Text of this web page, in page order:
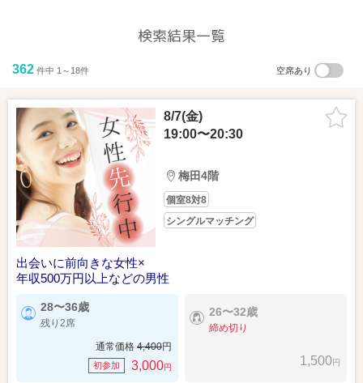
2026/07/18（土）
＼理系職・商社など魅力的なお仕事♡／話しやすい！人見知りし
ない男性♪
2026/07/18（土）
＼男女同年代♡／マッチングアプリは苦手な方へ
GoogleMapで見る
京都ラウンジ 大阪/梅田ラウンジ11F
検索結果一覧
362 件中 1～18件 空席あり
8/7(金)
19:00〜20:30
梅田4階
個室8対8
シングルマッチング
出会いに前向きな女性×
年収500万円以上などの男性
28〜36歳
残り2席
通常価格 4,400円
初参加 3,000円
26〜32歳
締め切り
1,500円